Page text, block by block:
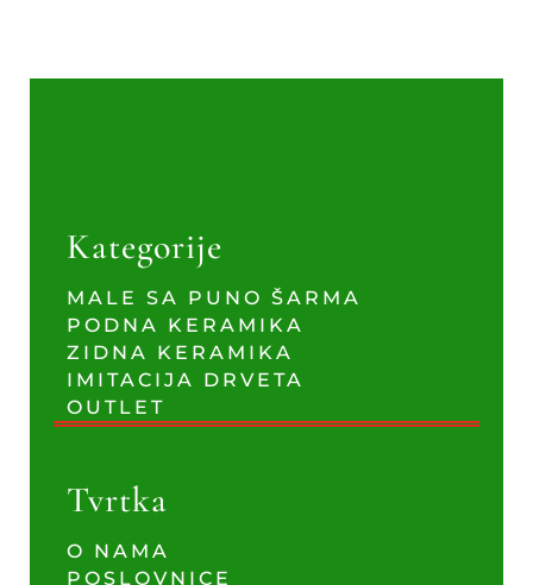
Kategorije
MALE SA PUNO ŠARMA
PODNA KERAMIKA
ZIDNA KERAMIKA
IMITACIJA DRVETA
OUTLET
Tvrtka
O NAMA
POSLOVNICE